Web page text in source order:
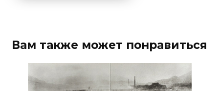
Вам также может понравиться